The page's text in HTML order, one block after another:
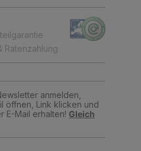
Ratenzahlung
anmelden,
öffnen, Link klicken und
E-Mail erhalten! Gleich